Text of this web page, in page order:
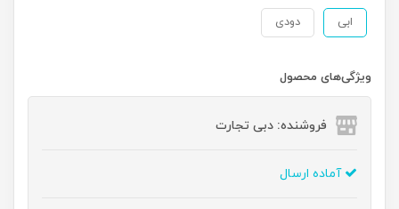
ابی دودی
ویژگی‌های محصول
فروشنده: دبی تجارت
آماده ارسال